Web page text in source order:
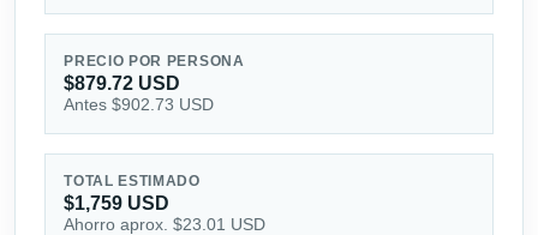
PRECIO POR PERSONA
$879.72 USD
Antes $902.73 USD
TOTAL ESTIMADO
$1,759 USD
Ahorro aprox. $23.01 USD